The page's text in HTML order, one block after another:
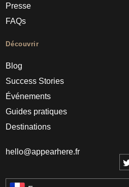
Presse
FAQs
Découvrir
Blog
Success Stories
Événements
Guides pratiques
Destinations
hello@appearhere.fr